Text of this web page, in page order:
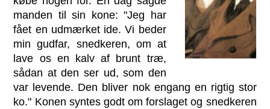
manden til sin kone: "Jeg har
fået en udmærket ide. Vi beder
min gudfar, snedkeren, om at
lave os en kalv af brunt træ,
sådan at den ser ud, som den
var levende. Den bliver nok engang en rigtig stor
ko." Konen syntes godt om forslaget og snedkeren